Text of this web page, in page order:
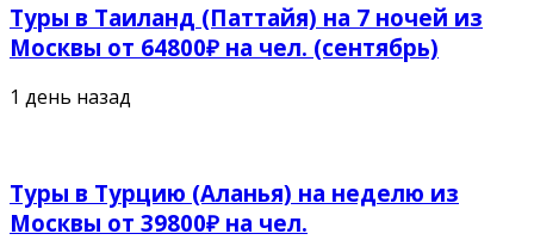
Туры в Таиланд (Паттайя) на 7 ночей из
Москвы от 64800₽ на чел. (сентябрь)
1 день назад
Туры в Турцию (Аланья) на неделю из
Москвы от 39800₽ на чел.